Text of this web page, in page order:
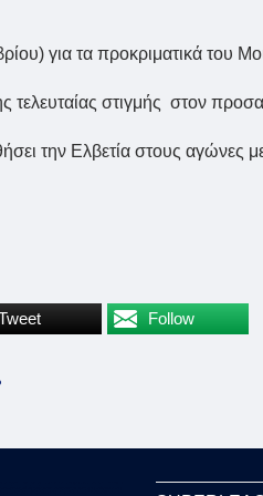
για τα προκριματικά του
τελευταίας στιγμής στον
την Ελβετία στους αγώνες
Follow